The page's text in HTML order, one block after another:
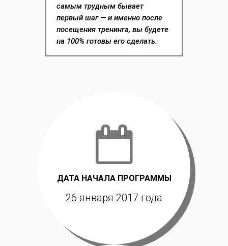
самым трудным бывает
первый шаг — и именно после
посещения тренинга, вы будете
на 100% готовы его сделать.
ДАТА НАЧАЛА ПРОГРАММЫ
26 января 2017 года